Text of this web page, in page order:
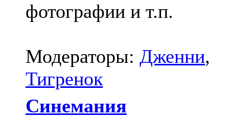
фотографии и т.п.
Модераторы: Дженни,
Тигренок
Синемания